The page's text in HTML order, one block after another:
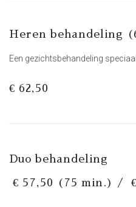
Heren behandeling
Een gezichtsbehandeling
€ 62,50
Duo behandeling
€ 57,50 (75 min.) /